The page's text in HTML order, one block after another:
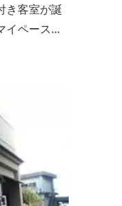
き客室が誕
イペースに
。 相差な